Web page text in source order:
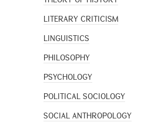
LITERARY CRITICISM
LINGUISTICS
PHILOSOPHY
PSYCHOLOGY
POLITICAL SOCIOLOGY
SOCIAL ANTHROPOLOGY